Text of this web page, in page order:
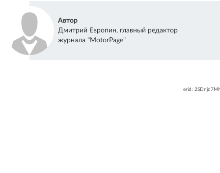
Автор
Дмитрий Европин, главный редактор
журнала "MotorPage"
erid: